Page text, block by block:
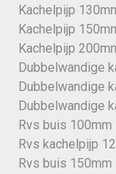
Kachelpijp
Kachelpijp
Kachelpijp
Dubbelwandige
Dubbelwandige
Dubbelwandige
Rvs buis 100mm
Rvs kachelpijp
Rvs buis 150mm